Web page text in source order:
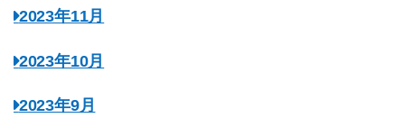
2023年11月
2023年10月
2023年9月